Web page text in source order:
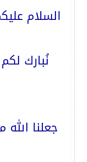
السلام
نُبارك
جعلنا